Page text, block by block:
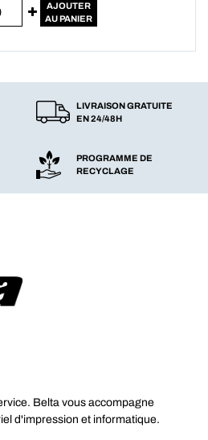
AJOUTER
AU PANIER
LIVRAISON GRATUITE
EN 24/48H
PROGRAMME DE
RECYCLAGE
Belta vous accompagne
d'impression et informatique.